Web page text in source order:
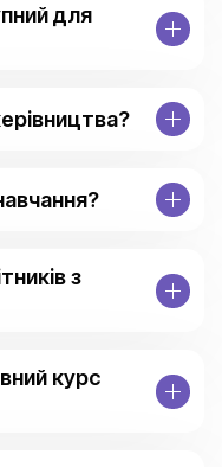
для
з
курс